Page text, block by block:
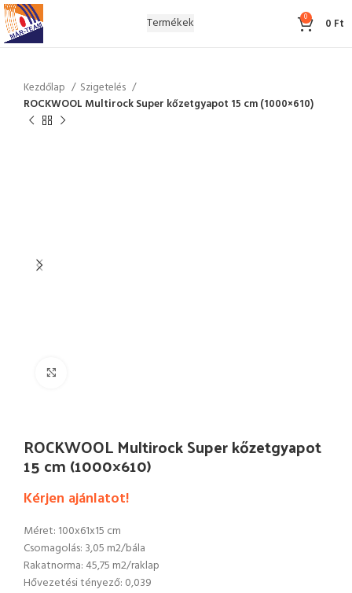
Termékek 0 0 Ft
Kezdőlap
Szigetelés
ROCKWOOL Multirock Super kőzetgyapot 15 cm (1000×610)
ROCKWOOL Multirock Super kőzetgyapot
15 cm (1000×610)
Kérjen ajánlatot!
Méret: 100x61x15 cm
Csomagolás: 3,05 m2/bála
Rakatnorma: 45,75 m2/raklap
Hővezetési tényező: 0,039